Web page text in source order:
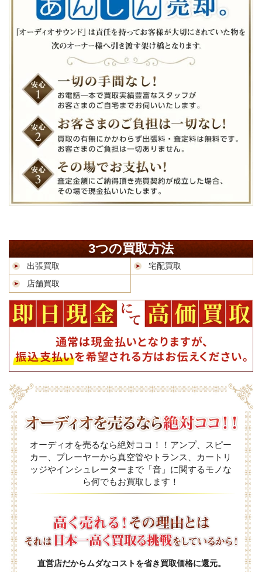
3つの買取方法
出張買取
宅配買取
店舗買取
オーディオを売るなら絶対ココ！！アンプ、スピー
カー、プレーヤーから真空管やトランス、カートリ
ッジやインシュレーターまで「音」に関するモノな
ら何でもお買取します！
直営店だからムダなコストを省き買取価格に還元。